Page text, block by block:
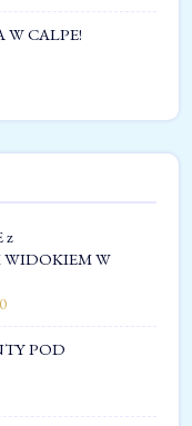
W CALPE!
z
W
POD